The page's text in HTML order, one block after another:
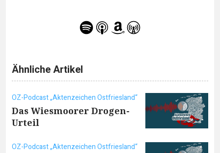
Ähnliche Artikel
OZ-Podcast „Aktenzeichen Ostfriesland“
Das Wiesmoorer Drogen-
Urteil
OZ-Podcast „Aktenzeichen Ostfriesland“